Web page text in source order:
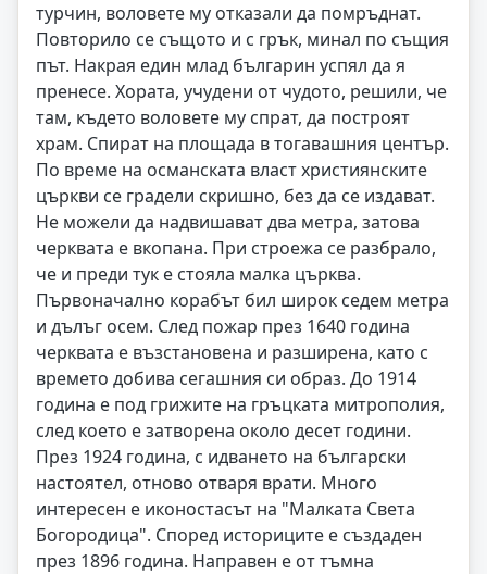
турчин, воловете му отказали да помръднат.
Повторило се същото и с грък, минал по същия
път. Накрая един млад българин успял да я
пренесе. Хората, учудени от чудото, решили, че
там, където воловете му спрат, да построят
храм. Спират на площада в тогавашния център.
По време на османската власт християнските
църкви се градели скришно, без да се издават.
Не можели да надвишават два метра, затова
черквата е вкопана. При строежа се разбрало,
че и преди тук е стояла малка църква.
Първоначално корабът бил широк седем метра
и дълъг осем. След пожар през 1640 година
черквата е възстановена и разширена, като с
времето добива сегашния си образ. До 1914
година е под грижите на гръцката митрополия,
след което е затворена около десет години.
През 1924 година, с идването на български
настоятел, отново отваря врати. Много
интересен е иконостасът на "Малката Света
Богородица". Според историците е създаден
през 1896 година. Направен е от тъмна